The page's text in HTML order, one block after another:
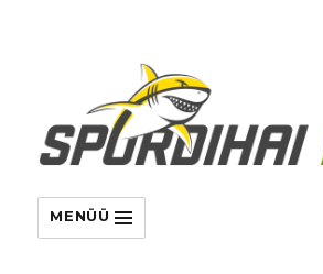
MENÜÜ